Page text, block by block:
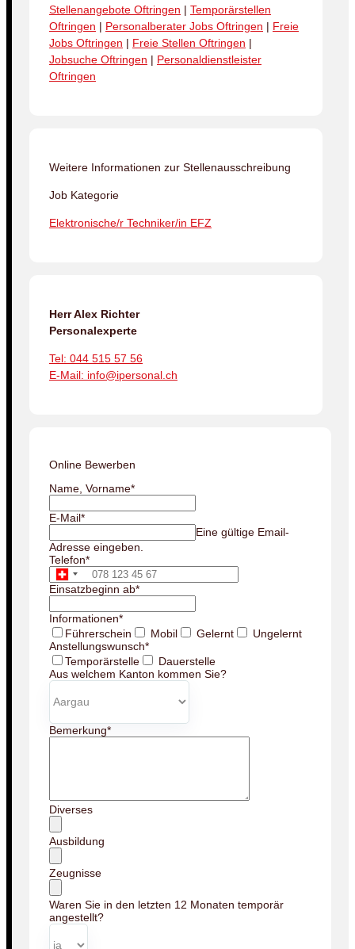
Stellenangebote Oftringen | Temporärstellen
Oftringen | Personalberater Jobs Oftringen | Freie
Jobs Oftringen | Freie Stellen Oftringen |
Jobsuche Oftringen | Personaldienstleister
Oftringen
Weitere Informationen zur Stellenausschreibung
Job Kategorie
Elektronische/r Techniker/in EFZ
Herr Alex Richter
Personalexperte
Tel: 044 515 57 56
E-Mail: info@ipersonal.ch
Online Bewerben
Name, Vorname*
E-Mail*
Eine gültige Email-
Adresse eingeben.
Telefon*
Einsatzbeginn ab*
Informationen*
Führerschein
Mobil Gelernt
Ungelernt
Anstellungswunsch*
Temporärstelle
Dauerstelle
Aus welchem Kanton kommen Sie?
Bemerkung*
Diverses
Ausbildung
Zeugnisse
Waren Sie in den letzten 12 Monaten temporär
angestellt?